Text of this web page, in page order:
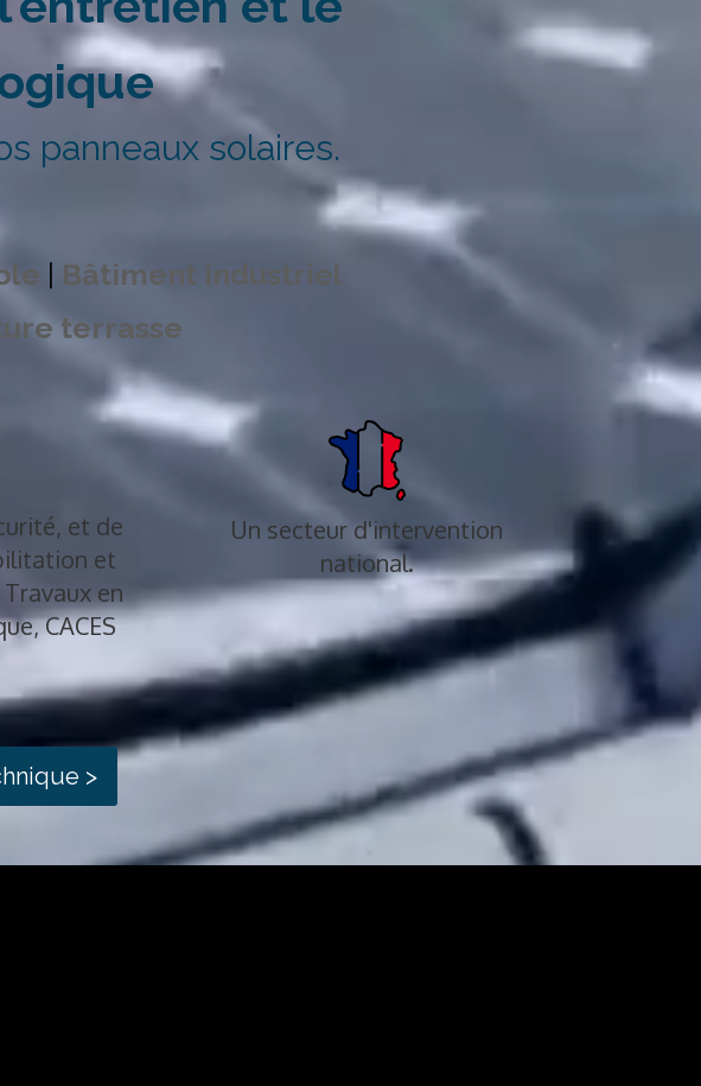
panneaux solaires.
| Bâtiment industriel
terrasse
et de
et
en
CACES
Un secteur d'intervention
national.
>